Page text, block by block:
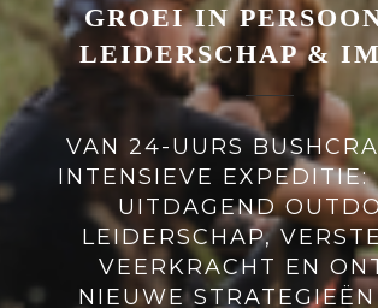
GROEI IN
LEIDERSCHAP &
VAN 24-UURS
INTENSIEVE EXPEDITIE:
UITDAGEND
LEIDERSCHAP,
VEERKRACHT EN
NIEUWE
zijn
om
Ze
deze